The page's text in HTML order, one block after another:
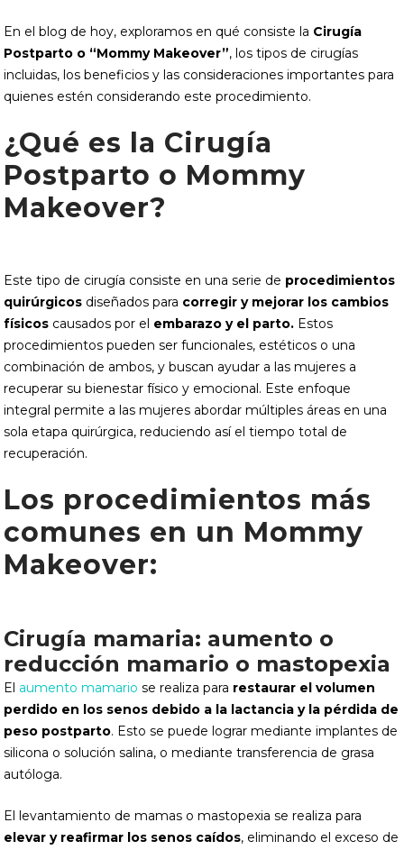
En el blog de hoy, exploramos en qué consiste la Cirugía
Postparto o “Mommy Makeover”, los tipos de cirugías
incluidas, los beneficios y las consideraciones importantes para
quienes estén considerando este procedimiento.
¿Qué es la Cirugía
Postparto o Mommy
Makeover?
Este tipo de cirugía consiste en una serie de procedimientos
quirúrgicos diseñados para corregir y mejorar los cambios
físicos causados por el embarazo y el parto. Estos
procedimientos pueden ser funcionales, estéticos o una
combinación de ambos, y buscan ayudar a las mujeres a
recuperar su bienestar físico y emocional. Este enfoque
integral permite a las mujeres abordar múltiples áreas en una
sola etapa quirúrgica, reduciendo así el tiempo total de
recuperación.
Los procedimientos más
comunes en un Mommy
Makeover:
Cirugía mamaria: aumento o
reducción mamario o mastopexia
El aumento mamario se realiza para restaurar el volumen
perdido en los senos debido a la lactancia y la pérdida de
peso postparto. Esto se puede lograr mediante implantes de
silicona o solución salina, o mediante transferencia de grasa
autóloga.
El levantamiento de mamas o mastopexia se realiza para
elevar y reafirmar los senos caídos, eliminando el exceso de